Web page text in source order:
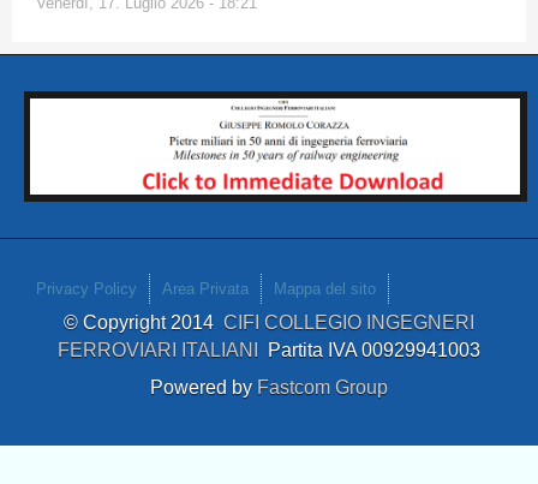
Privacy Policy Area Privata Mappa del sito
© Copyright 2014 CIFI COLLEGIO INGEGNERI
FERROVIARI ITALIANI Partita IVA 00929941003
Powered by Fastcom Group